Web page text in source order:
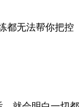
都无法帮你把控